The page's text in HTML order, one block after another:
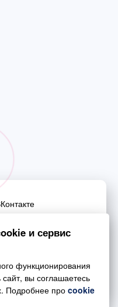
Telegram
звонок
и сервис
функционирования
вы соглашаетесь
Подробнее проcookie